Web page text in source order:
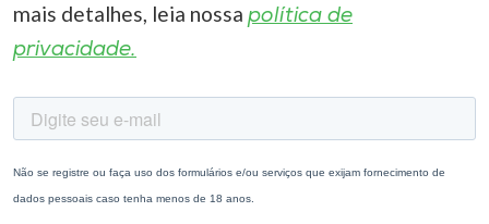
mais detalhes, leia nossa política de
privacidade.